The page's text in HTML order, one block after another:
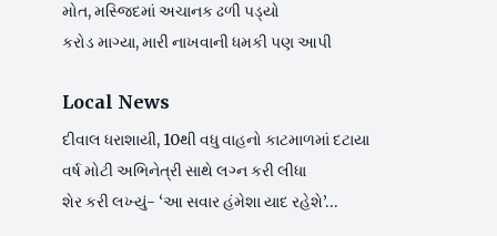
મોત, મસ્જિદમાં અચાનક ઢળી પડ્યો
કરોડ માગ્યા, મારી નાખવાની ધમકી પણ આપી
Local News
દીવાલ ધરાશાયી, 10થી વધુ વાહનો કાટમાળમાં દટાયા
વર્ષ મોટી અભિનેત્રી સાથે લગ્ન કરી લીધા
શેર કરી લખ્યું- ‘આ સવાર હંમેશા યાદ રહેશે’…